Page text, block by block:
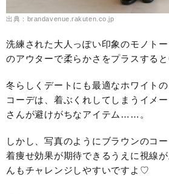
出典：brandavenue.rakuten.co.jp
洗練された大人っぽい印象のモノト
のアウターで柔らかさをプラスする
冬らしくデートにも最適なホワイト
コーデは、着ぶくれしてしまうイメ
さんが避けがちなアイテム……。
しかし、写真のようにブラウンのコ
着痩せ効果が期待できるうえに視線
んもチャレンジしやすいですよ♡